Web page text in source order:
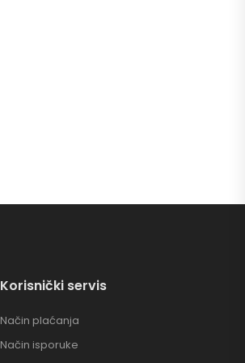
Korisnički servis
Način plaćanja
Način isporuke